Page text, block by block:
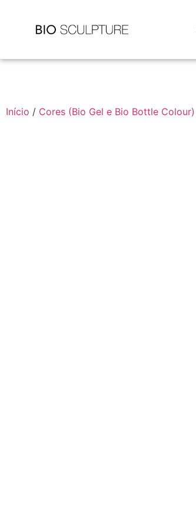
Início / Cores (Bio Gel e Bio Bottle Colour)